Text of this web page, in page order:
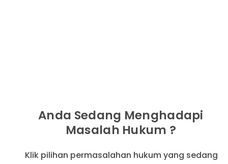
Anda Sedang Menghadapi
Masalah Hukum ?
Klik pilihan permasalahan hukum yang sedang